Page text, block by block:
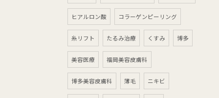
ヒアルロン酸 コラーゲンピーリング
糸リフト たるみ治療 くすみ 博多
美容医療 福岡美容皮膚科
博多美容皮膚科 薄毛 ニキビ